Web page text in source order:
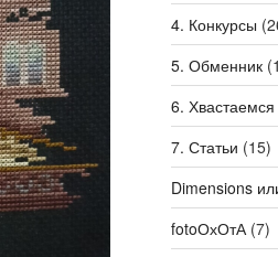
4. Конкурсы
5. Обменник
6. Хвастаемся
7. Статьи (15)
Dimensions
fotoОхОтА(7)